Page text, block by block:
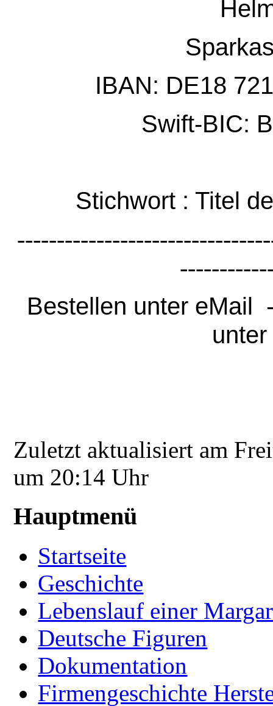
IBAN: DE18
Swift-BIC:
Stichwort : Titel
Bestellen unter eMail
unter
Zuletzt aktualisiert am
um 20:14 Uhr
Hauptmenü
Startseite
Geschichte
Lebenslauf einer
Deutsche Figuren
Dokumentation
Firmengeschichte